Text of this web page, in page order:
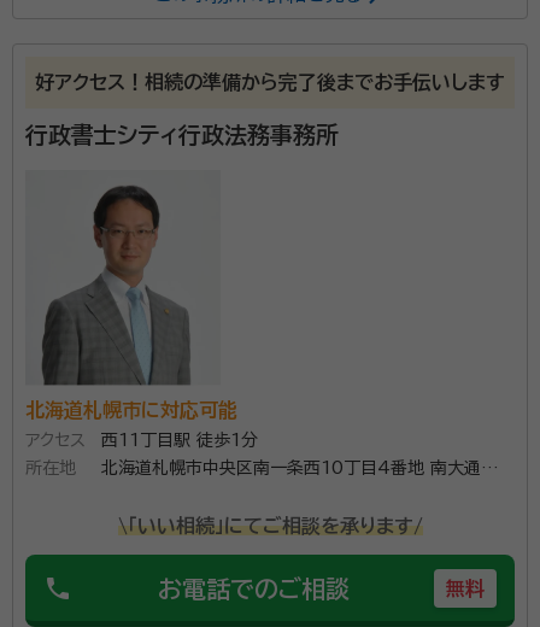
青木 義孝（あおき よしたか）
特定行政書士、ファイナンシャルプ
学生支援機構)
事務所口コミ（抜粋）：
満足度 4.0
当事務所は、お客様に寄り添い、お家族様が将来よかっ
たと思っていただける手続を心がけております。相続登
記手続も司法書士と提携しており、安心してお任せくだ
さい。任意後見人やお寺の会計監査委員(檀家代表)と
イスなどにも対応できます。安心して、気軽にご相談下
さい。
好アクセス！相続の準備から完了後までお手伝いします
行政書士シティ行政法務事務所
北海道札幌市に対応可能
アクセス
西11丁目駅 徒歩1分
所在地
北海道札幌市中央区南一条西10丁目4番地 南大通ビル
\「いい相続」にてご相談を承ります/
phone お電話でのご相談 無料